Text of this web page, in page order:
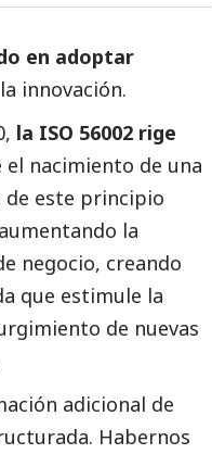
en adoptar
innovación.
la ISO 56002 rige
el nacimiento de una
de este principio
la
negocio, creando
que estimule la
de nuevas
adicional de
Habernos